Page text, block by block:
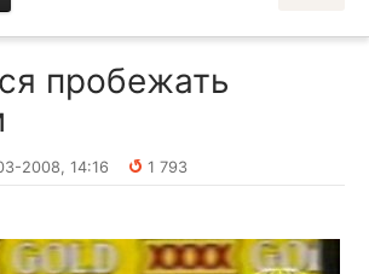
пробежать
2008, 14:16
1 793